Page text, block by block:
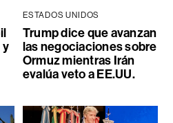
y
ESTADOS UNIDOS
Trump dice que avanzan
las negociaciones sobre
Ormuz mientras Irán
evalúa veto a EE.UU.